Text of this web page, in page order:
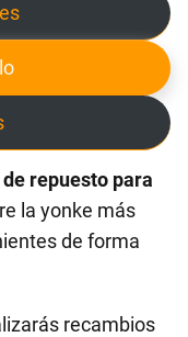
repuesto para
la yonke más
de forma
recambios